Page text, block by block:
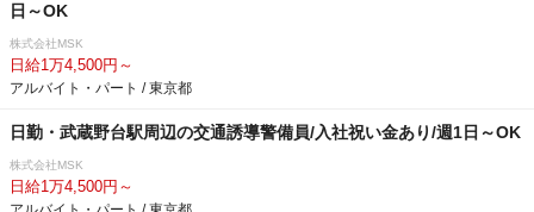
日～OK
株式会社MSK
日給1万4,500円～
アルバイト・パート / 東京都
日勤・武蔵野台駅周辺の交通誘導警備員/入社祝い金あり/週1日～OK
株式会社MSK
日給1万4,500円～